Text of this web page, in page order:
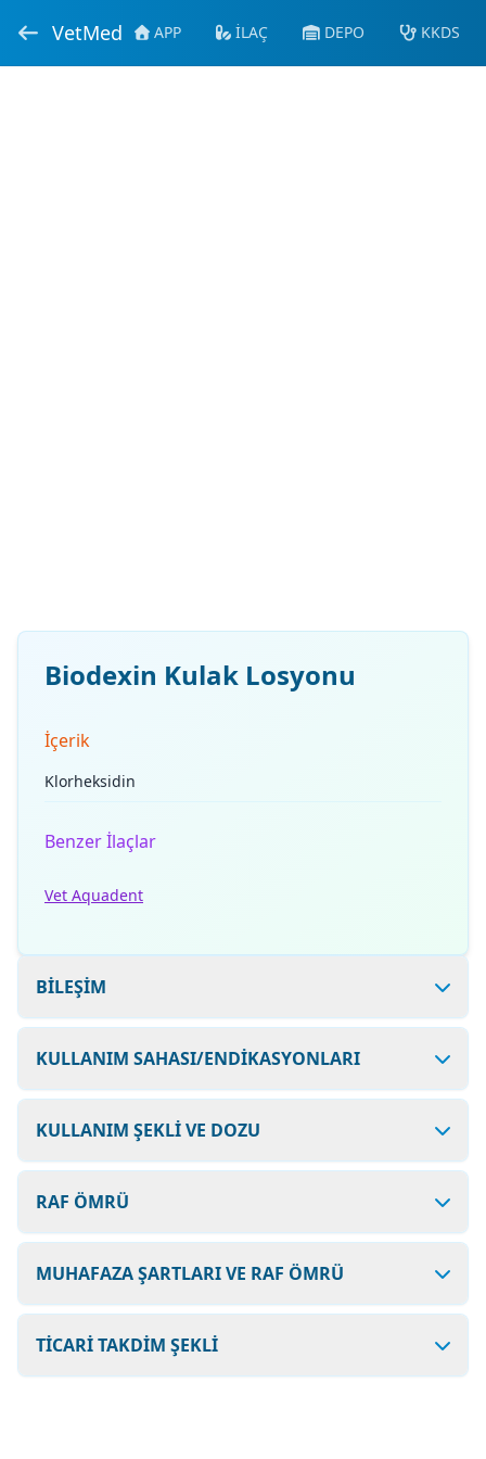
VetMed APP İLAÇ DEPO KKDS
Biodexin Kulak Losyonu
İçerik
Klorheksidin
Benzer İlaçlar
Vet Aquadent
BİLEŞİM
KULLANIM SAHASI/ENDİKASYONLARI
KULLANIM ŞEKLİ VE DOZU
RAF ÖMRÜ
MUHAFAZA ŞARTLARI VE RAF ÖMRÜ
TİCARİ TAKDİM ŞEKLİ